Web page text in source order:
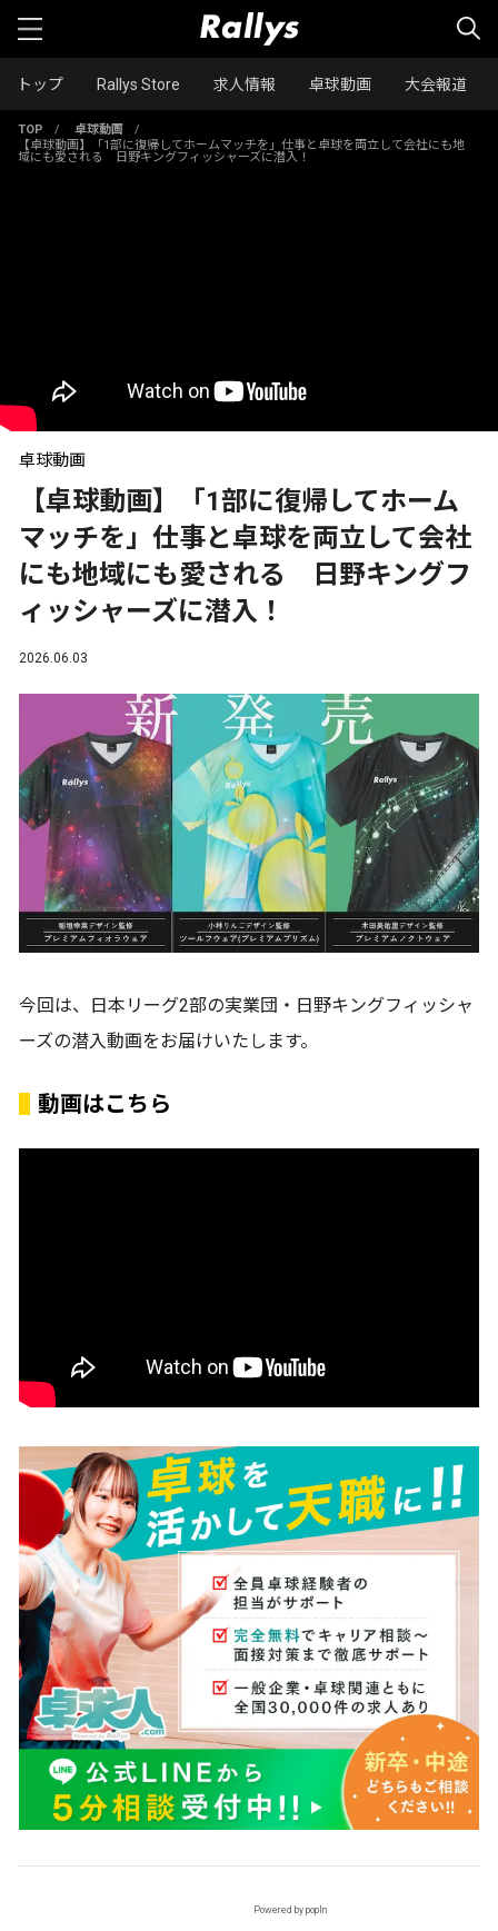
トップ Rallys Store 求人情報 卓球動画 大会報道
TOP / 卓球動画
/
【卓球動画】「1部に復帰してホームマッチを」仕事と卓球を両立して会社にも地
域にも愛される 日野キングフィッシャーズに潜入！
卓球動画
【卓球動画】「1部に復帰してホーム
マッチを」仕事と卓球を両立して会社
にも地域にも愛される 日野キングフ
ィッシャーズに潜入！
2026.06.03
今回は、日本リーグ2部の実業団・日野キングフィッシャ
ーズの潜入動画をお届けいたします。
動画はこちら
Powered by popIn